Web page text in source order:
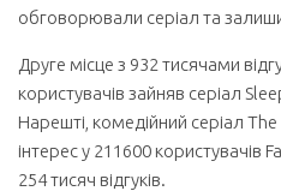
обговорювали серіал та
Друге місце з 932 тисячами
користувачів зайняв серіал
Нарешті, комедійний серіал
інтерес у 211600 користувачів
254 тисяч відгуків.